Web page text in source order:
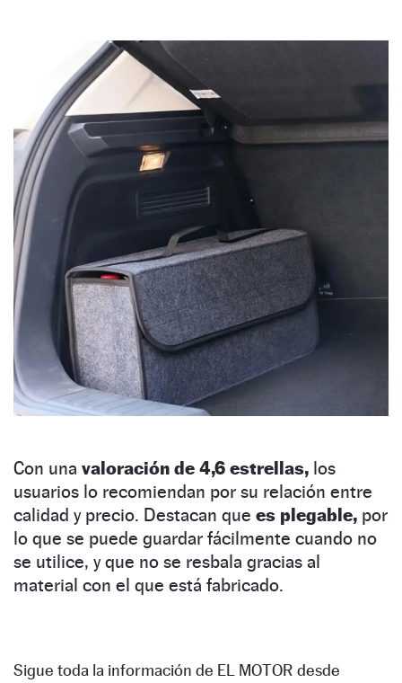
Con una valoración de 4,6 estrellas, los
usuarios lo recomiendan por su relación entre
calidad y precio. Destacan que es plegable, por
lo que se puede guardar fácilmente cuando no
se utilice, y que no se resbala gracias al
material con el que está fabricado.
Sigue toda la información de EL MOTOR desde